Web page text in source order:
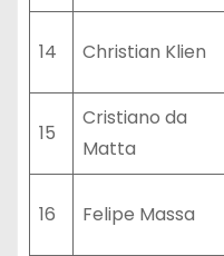
14 Christian Klien
15
Cristiano da
Matta
16 Felipe Massa